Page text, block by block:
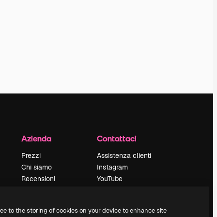
Azienda
Prezzi
Chi siamo
Recensioni
Blog
Contattaci
Assistenza clienti
Instagram
YouTube
Discord
to the storing of cookies on your device to enhance site